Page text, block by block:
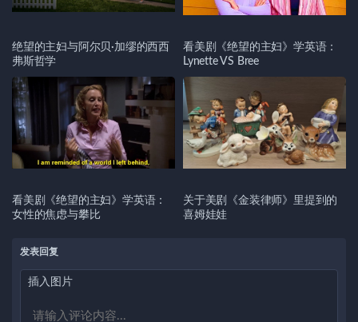
绝望的主妇与阿尔贝·加缪的西西
弗斯哲学
看美剧《绝望的主妇》学英语：
Lynette VS Bree
看美剧《绝望的主妇》学英语：
女性的焦虑与攀比
关于美剧《金装律师》里提到的
喜姆娃娃
发表回复
插入图片